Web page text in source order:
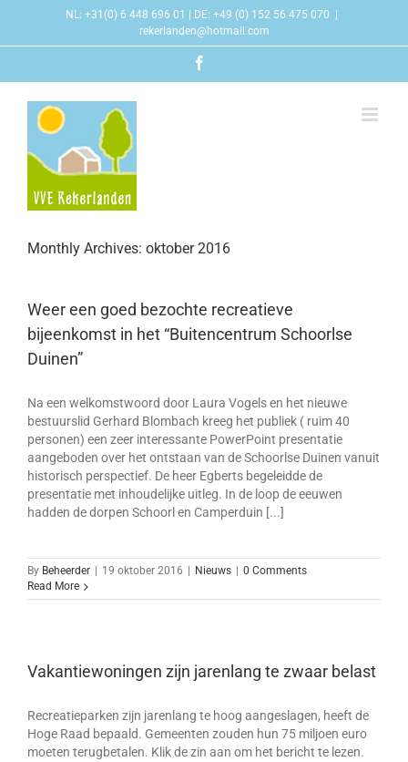
content
NL: +31(0) 6 448 696 01 | DE: +49 (0) 152 56 475 070
rekerlanden@hotmail.com
Monthly Archives: oktober 2016
Weer een goed bezochte recreatieve
bijeenkomst in het “Buitencentrum Schoorlse
Duinen”
Na een welkomstwoord door Laura Vogels en het nieuwe
bestuurslid Gerhard Blombach kreeg het publiek ( ruim 40
personen) een zeer interessante PowerPoint presentatie
aangeboden over het ontstaan van de Schoorlse Duinen vanuit
historisch perspectief. De heer Egberts begeleidde de
presentatie met inhoudelijke uitleg. In de loop de eeuwen
hadden de dorpen Schoorl en Camperduin [...]
By Beheerder 19 oktober 2016 Nieuws
0 Comments
Read More
Vakantiewoningen zijn jarenlang te zwaar belast
Recreatieparken zijn jarenlang te hoog aangeslagen, heeft de
Hoge Raad bepaald. Gemeenten zouden hun 75 miljoen euro
moeten terugbetalen. Klik de zin aan om het bericht te lezen.